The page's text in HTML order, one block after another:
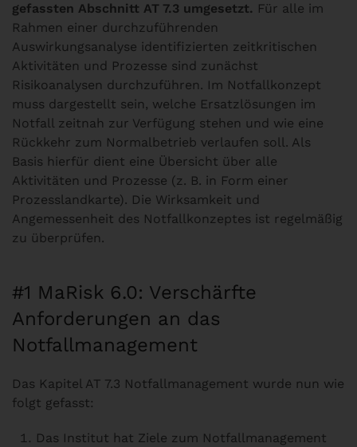
gefassten Abschnitt AT 7.3 umgesetzt. Für alle im
Rahmen einer durchzuführenden
Auswirkungsanalyse identifizierten zeitkritischen
Aktivitäten und Prozesse sind zunächst
Risikoanalysen durchzuführen. Im Notfallkonzept
muss dargestellt sein, welche Ersatzlösungen im
Notfall zeitnah zur Verfügung stehen und wie eine
Rückkehr zum Normalbetrieb verlaufen soll. Als
Basis hierfür dient eine Übersicht über alle
Aktivitäten und Prozesse (z. B. in Form einer
Prozesslandkarte). Die Wirksamkeit und
Angemessenheit des Notfallkonzeptes ist regelmäßig
zu überprüfen.
#1 MaRisk 6.0: Verschärfte
Anforderungen an das
Notfallmanagement
Das Kapitel AT 7.3 Notfallmanagement wurde nun wie
folgt gefasst:
Das Institut hat Ziele zum Notfallmanagement